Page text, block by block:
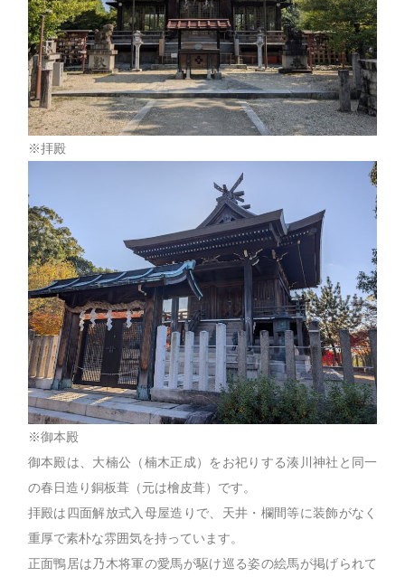
※拝殿
※御本殿
御本殿は、大楠公（楠木正成）をお祀りする湊川神社と同一
の春日造り銅板葺（元は檜皮葺）です。
拝殿は四面解放式入母屋造りで、天井・欄間等に装飾がなく
重厚で素朴な雰囲気を持っています。
正面鴨居は乃木将軍の愛馬が駆け巡る姿の絵馬が掲げられて